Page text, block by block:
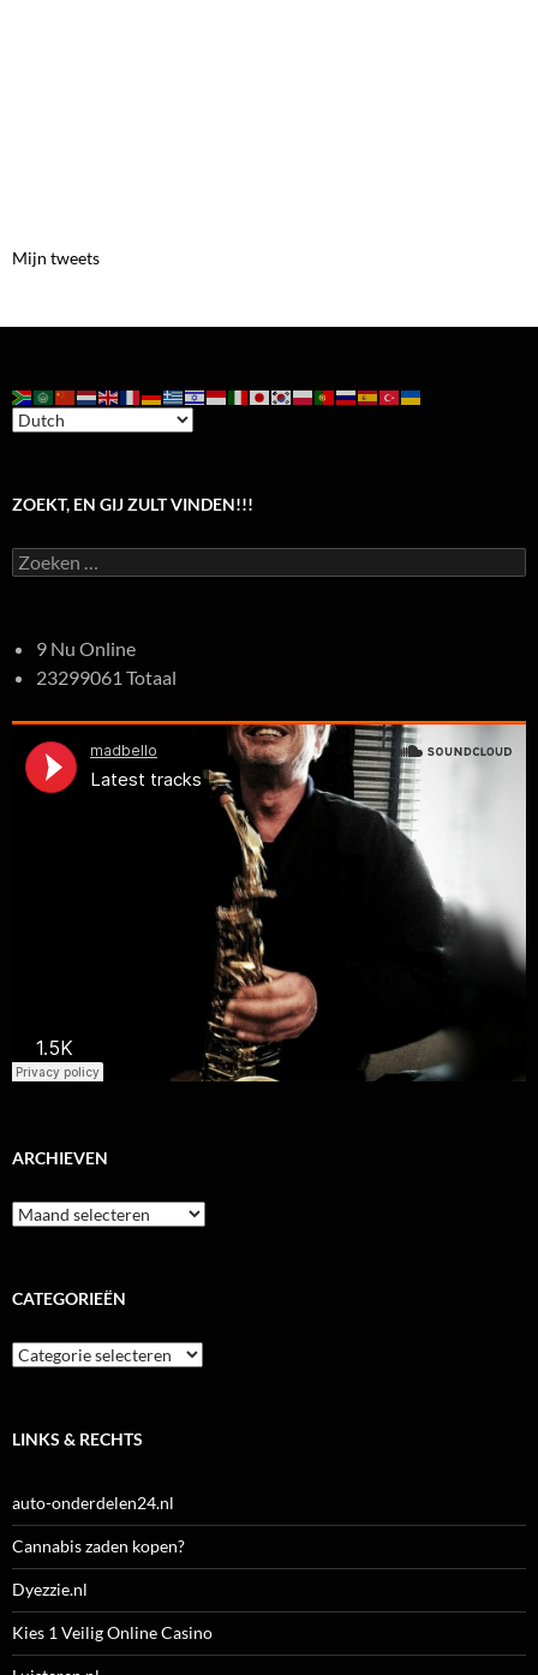
Mijn tweets
ZOEKT, EN GIJ ZULT VINDEN!!!
Zoeken
naar:
9 Nu Online
23299061 Totaal
ARCHIEVEN
Archieven
CATEGORIEËN
Categorieën
LINKS & RECHTS
auto-onderdelen24.nl
Cannabis zaden kopen?
Dyezzie.nl
Kies 1 Veilig Online Casino